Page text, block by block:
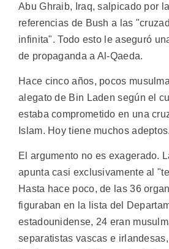
Abu Ghraib, Iraq, salpicado por
referencias de Bush a las
infinita". Todo esto le aseguró
de propaganda a Al-Qaeda.
Hace cinco años, pocos
alegato de Bin Laden según el
estaba comprometido en una
Islam. Hoy tiene muchos adeptos.
El argumento no es exagerado.
apunta casi exclusivamente al
Hasta hace poco, de las 36
figuraban en la lista del
estadounidense, 24 eran
separatistas vascas e